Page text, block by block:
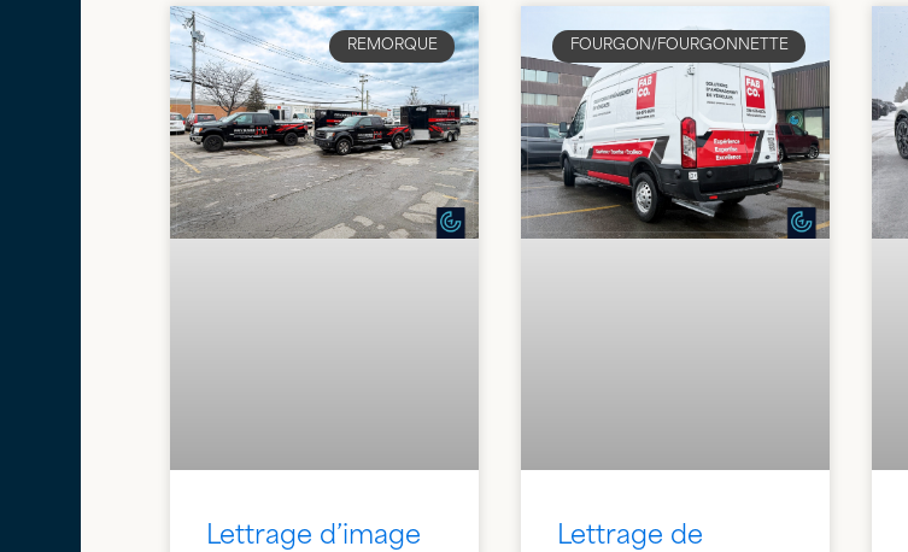
REMORQUE
Lettrage d’image
FOURGON/FOURGONNETTE
Lettrage de